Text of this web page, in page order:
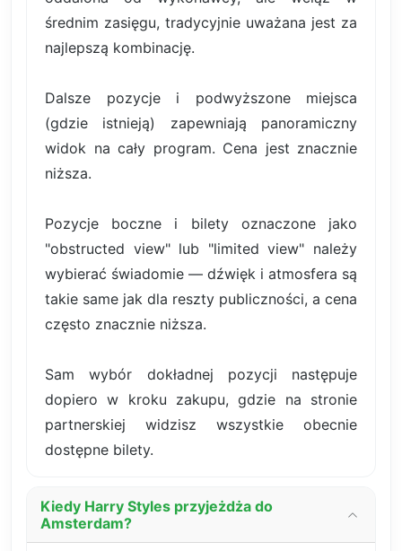
średnim zasięgu, tradycyjnie uważana jest za
najlepszą kombinację.
Dalsze pozycje i podwyższone miejsca
(gdzie istnieją) zapewniają panoramiczny
widok na cały program. Cena jest znacznie
niższa.
Pozycje boczne i bilety oznaczone jako
"obstructed view" lub "limited view" należy
wybierać świadomie — dźwięk i atmosfera są
takie same jak dla reszty publiczności, a cena
często znacznie niższa.
Sam wybór dokładnej pozycji następuje
dopiero w kroku zakupu, gdzie na stronie
partnerskiej widzisz wszystkie obecnie
dostępne bilety.
Kiedy Harry Styles przyjeżdża do
Amsterdam?